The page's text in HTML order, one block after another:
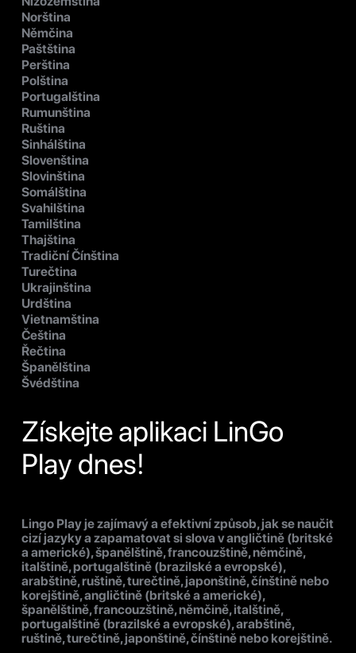
Norština
Němčina
Paštština
Perština
Polština
Portugalština
Rumunština
Ruština
Sinhálština
Slovenština
Slovinština
Somálština
Svahilština
Tamilština
Thajština
Tradiční Čínština
Turečtina
Ukrajinština
Urdština
Vietnamština
Čeština
Řečtina
Španělština
Švédština
Získejte aplikaci LinGo
Play dnes!
Lingo Play je zajímavý a efektivní způsob, jak se naučit
cizí jazyky a zapamatovat si slova v angličtině (britské
a americké), španělštině, francouzštině, němčině,
italštině, portugalštině (brazilské a evropské),
arabštině, ruštině, turečtině, japonštině, čínštině nebo
korejštině, angličtině (britské a americké),
španělštině, francouzštině, němčině, italštině,
portugalštině (brazilské a evropské), arabštině,
ruštině, turečtině, japonštině, čínštině nebo korejštině.